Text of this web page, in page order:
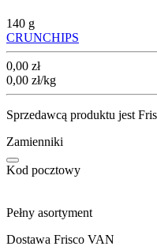
140 g
CRUNCHIPS
Cena
0,00 zł
0,00 zł/kg
Sprzedawcą produktu jest
Zamienniki
Kod pocztowy
Pełny asortyment
Dostawa Frisco VAN